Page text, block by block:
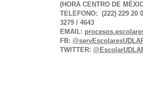
(HORA CENTRO DE
TELEFONO: (222) 229 20
3279 / 4643
EMAIL:
FB:
TWITTER: